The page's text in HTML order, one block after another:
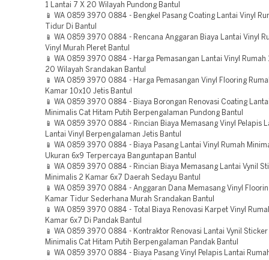
1 Lantai 7 X 20 Wilayah Pundong Bantul
📱 WA 0859 3970 0884 - Bengkel Pasang Coating Lantai Vinyl
Tidur Di Bantul
📱 WA 0859 3970 0884 - Rencana Anggaran Biaya Lantai Vinyl
Vinyl Murah Pleret Bantul
📱 WA 0859 3970 0884 - Harga Pemasangan Lantai Vinyl Rumah
20 Wilayah Srandakan Bantul
📱 WA 0859 3970 0884 - Harga Pemasangan Vinyl Flooring
Kamar 10x10 Jetis Bantul
📱 WA 0859 3970 0884 - Biaya Borongan Renovasi Coating
Minimalis Cat Hitam Putih Berpengalaman Pundong Bantul
📱 WA 0859 3970 0884 - Rincian Biaya Memasang Vinyl Pelapis
Lantai Vinyl Berpengalaman Jetis Bantul
📱 WA 0859 3970 0884 - Biaya Pasang Lantai Vinyl Rumah
Ukuran 6x9 Terpercaya Banguntapan Bantul
📱 WA 0859 3970 0884 - Rincian Biaya Memasang Lantai Vynil
Minimalis 2 Kamar 6x7 Daerah Sedayu Bantul
📱 WA 0859 3970 0884 - Anggaran Dana Memasang Vinyl
Kamar Tidur Sederhana Murah Srandakan Bantul
📱 WA 0859 3970 0884 - Total Biaya Renovasi Karpet Vinyl
Kamar 6x7 Di Pandak Bantul
📱 WA 0859 3970 0884 - Kontraktor Renovasi Lantai Vynil Sticker
Minimalis Cat Hitam Putih Berpengalaman Pandak Bantul
📱 WA 0859 3970 0884 - Biaya Pasang Vinyl Pelapis Lantai